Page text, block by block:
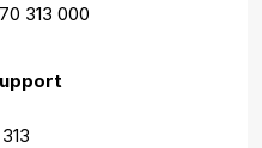
70 313 000